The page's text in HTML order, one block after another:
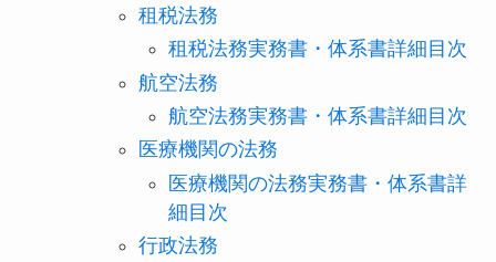
租税法務
租税法務実務書・体系書詳細目次
航空法務
航空法務実務書・体系書詳細目次
医療機関の法務
医療機関の法務実務書・体系書詳
細目次
行政法務